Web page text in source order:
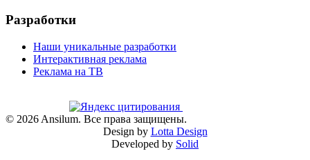
Разработки
Наши уникальные разработки
Интерактивная реклама
Реклама на ТВ
© 2026 Ansilum. Все права защищены.
Design by Lotta Design
Developed by Solid